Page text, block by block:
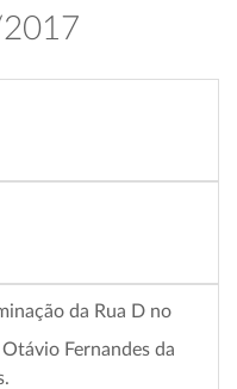
da Rua D no
Fernandes da